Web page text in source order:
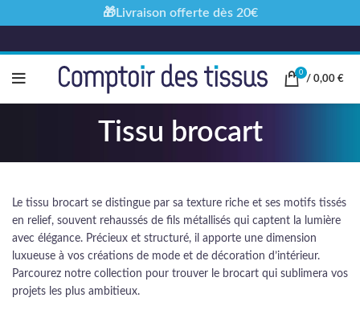
0
/ 0,00 €
Tissu brocart
Le tissu brocart se distingue par sa texture riche et ses motifs tissés
en relief, souvent rehaussés de fils métallisés qui captent la lumière
avec élégance. Précieux et structuré, il apporte une dimension
luxueuse à vos créations de mode et de décoration d’intérieur.
Parcourez notre collection pour trouver le brocart qui sublimera vos
projets les plus ambitieux.
🎁Livraison offerte dès 20€